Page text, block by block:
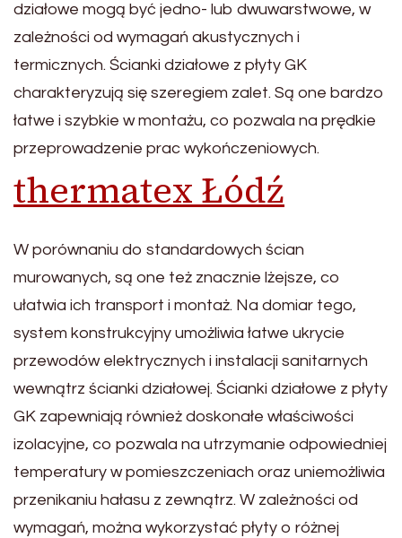
działowe mogą być jedno- lub dwuwarstwowe, w
zależności od wymagań akustycznych i
termicznych. Ścianki działowe z płyty GK
charakteryzują się szeregiem zalet. Są one bardzo
łatwe i szybkie w montażu, co pozwala na prędkie
przeprowadzenie prac wykończeniowych.
thermatex Łódź
W porównaniu do standardowych ścian
murowanych, są one też znacznie lżejsze, co
ułatwia ich transport i montaż. Na domiar tego,
system konstrukcyjny umożliwia łatwe ukrycie
przewodów elektrycznych i instalacji sanitarnych
wewnątrz ścianki działowej. Ścianki działowe z płyty
GK zapewniają również doskonałe właściwości
izolacyjne, co pozwala na utrzymanie odpowiedniej
temperatury w pomieszczeniach oraz uniemożliwia
przenikaniu hałasu z zewnątrz. W zależności od
wymagań, można wykorzystać płyty o różnej